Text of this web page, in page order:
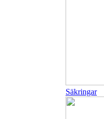
Säkringar